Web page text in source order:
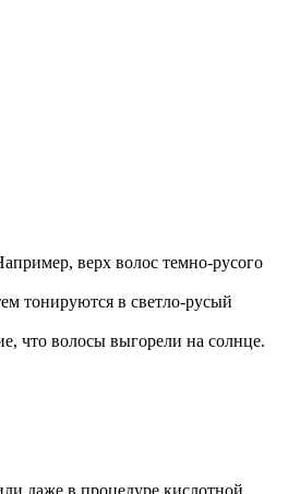
верх волос темно-русого
тонируются в светло-русый
что волосы выгорели на солнце.
даже в процедуре кислотной